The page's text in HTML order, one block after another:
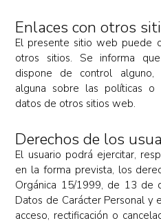
Enlaces con otros
El presente sitio web puede
otros sitios. Se informa
dispone de control alguno,
alguna sobre las políticas
datos de otros sitios web.
Derechos de los
El usuario podrá ejercitar,
en la forma prevista, los
Orgánica 15/1999, de 13 de
Datos de Carácter Personal y
acceso, rectificación o